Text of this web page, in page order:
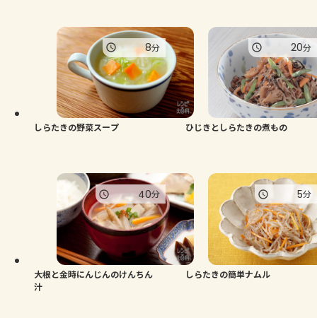
しらたきの野菜スープ
8分
ひじきとしらたきの煮もの
20分
大根と金時にんじんのけんちん
汁
40分
しらたきの簡単ナムル
5分